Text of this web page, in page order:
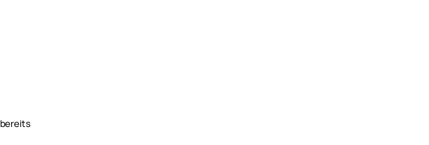
bereits